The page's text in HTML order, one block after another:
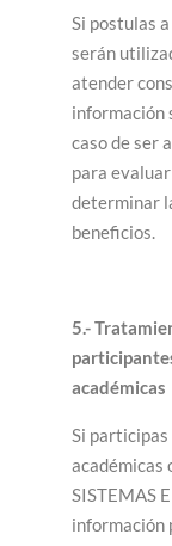
Si postulas
serán
atender
información
caso de ser
para
determinar
beneficios.
5.-
académicas
Si participas
académicas
SISTEMAS
información